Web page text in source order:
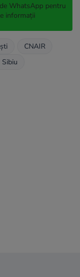
WhatsApp pentru
informații
CNAIR